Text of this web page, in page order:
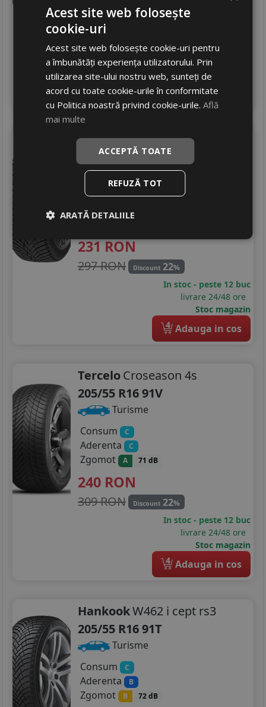
245RON
381 RON
In stoc - peste 12 buc
livrare 24/48 ore
Stoc magazin
4 Adauga in cos
HeadwayPms01
205/55 R16 94V
Turisme
Consum B
Aderenta D
231RON
297 RON Discount 22%
In stoc - peste 12 buc
livrare 24/48 ore
Stoc magazin
4 Adauga in cos
TerceloCroseason 4s
205/55 R16 91V
Turisme
Consum
C
Aderenta C
Zgomot A 71 dB
240 RON
309 RON Discount 22%
In stoc - peste 12 buc
livrare 24/48 ore
Stoc magazin
4 Adauga in cos
HankookW462 i cept rs3
205/55 R16 91T
Turisme
Consum
C
Aderenta B
Zgomot B 72 dB
Acest site web folosește
cookie-uri
Acest site web folosește cookie-uri pentru
a îmbunătăți experiența utilizatorului. Prin
utilizarea site-ului nostru web, sunteți de
acord cu toate cookie-urile în conformitate
cu Politica noastră privind cookie-urile.Află
mai multe
ACCEPTĂ TOATE
REFUZĂ TOT
ARATĂ DETALIILE